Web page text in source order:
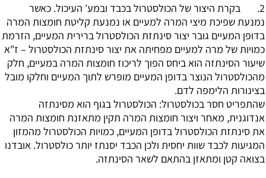
2. בקרת היצור של הכולסטרול בכבד ובמע' העיכול. כאשר
נמנעת שפיכת מיצי המרה למעיים או נמנעת קליטת חומצות המרה
בדופן המעיים גובר יצור סינתזת הכולסטרול ברירית המעיים, הזרמת
כמויות של מרה למעיים מפחיתה את יצור סינתזת הכולסטרול – ז"א
שיעור הסינתזה הוא ביחס הפוך לריכוז חומצות המרה במעיים, חלק
מהכולסטרול הנוצר בדופן המעיים מופרש לתוך המעיים וחלקו מובל
בצינורות הלימפה לדם.
שהתפריט חסר בכולסטרול: הכולסטרול בגוף הוא מסינתזה
אנדוגנית, מאחר ויצור חומצות המרה תקין מתאזנת חומצות המרה
את סינתזת הכולסטרול בדופן המעיים, כמויות הכולסטרול מהמזון
המגיעות לכבד שוות יחסית ולכן הכבד יסנתז יותר כולסטרול. אובדנו
בצואה קטן ומתאזן בהתאם לשאר הסינתזה.